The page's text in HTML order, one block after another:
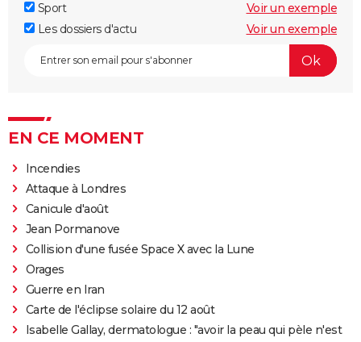
Sport
Voir un exemple
Les dossiers d'actu
Voir un exemple
EN CE MOMENT
Incendies
Attaque à Londres
Canicule d'août
Jean Pormanove
Collision d'une fusée Space X avec la Lune
Orages
Guerre en Iran
Carte de l'éclipse solaire du 12 août
Isabelle Gallay, dermatologue : "avoir la peau qui pèle n'est